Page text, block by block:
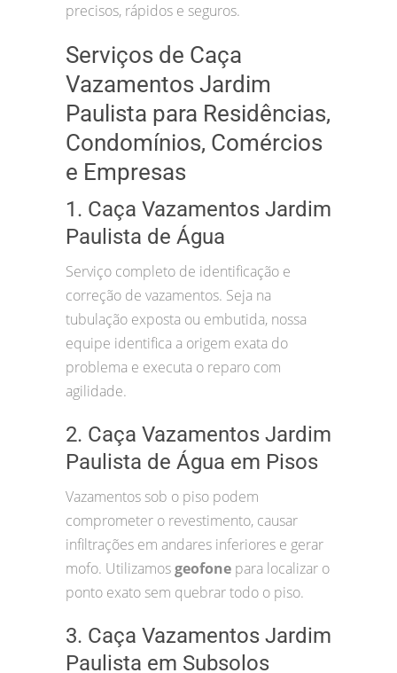
precisos, rápidos e seguros.
Serviços de Caça
Vazamentos Jardim
Paulista para Residências,
Condomínios, Comércios
e Empresas
1. Caça Vazamentos Jardim
Paulista de Água
Serviço completo de identificação e
correção de vazamentos. Seja na
tubulação exposta ou embutida, nossa
equipe identifica a origem exata do
problema e executa o reparo com
agilidade.
2. Caça Vazamentos Jardim
Paulista de Água em Pisos
Vazamentos sob o piso podem
comprometer o revestimento, causar
infiltrações em andares inferiores e gerar
mofo. Utilizamosgeofone para localizar o
ponto exato sem quebrar todo o piso.
3. Caça Vazamentos Jardim
Paulista em Subsolos